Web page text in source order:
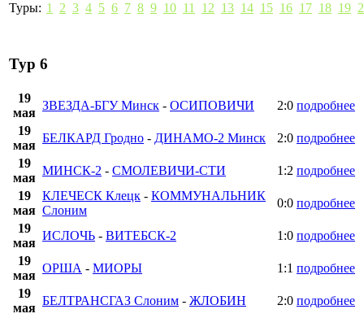
Туры: 1 2 3 4 5 6 7 8 9 10 11 12 13 14 15 16 17 18 19
Тур 6
19
мая
ЗВЕЗДА-БГУ Минск - ОСИПОВИЧИ 2:0 подробнее
19
мая
БЕЛКАРД Гродно - ДИНАМО-2 Минск 2:0 подробнее
19
мая
МИНСК-2 - СМОЛЕВИЧИ-СТИ 1:2 подробнее
19
мая
КЛЕЧЕСК Клецк - КОММУНАЛЬНИК
Слоним
0:0 подробнее
19
мая
ИСЛОЧЬ - ВИТЕБСК-2 1:0 подробнее
19
мая
ОРША - МИОРЫ 1:1 подробнее
19
мая
БЕЛТРАНСГАЗ Слоним - ЖЛОБИН 2:0 подробнее